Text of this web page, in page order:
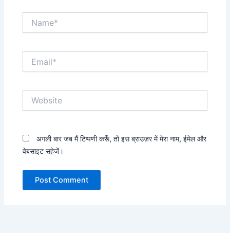
अगली बार जब मैं टिप्पणी करूँ, तो इस ब्राउज़र में मेरा नाम, ईमेल और
वेबसाइट सहेजें।